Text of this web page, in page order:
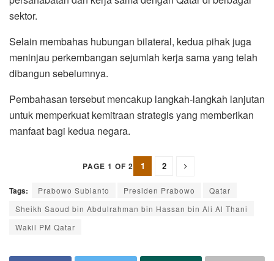
sektor.
Selain membahas hubungan bilateral, kedua pihak juga
meninjau perkembangan sejumlah kerja sama yang telah
dibangun sebelumnya.
Pembahasan tersebut mencakup langkah-langkah lanjutan
untuk memperkuat kemitraan strategis yang memberikan
manfaat bagi kedua negara.
PAGE 1 OF 2 1 2
Tags: Prabowo Subianto Presiden Prabowo
Qatar
Sheikh Saoud bin Abdulrahman bin Hassan bin Ali Al Thani
Wakil PM Qatar